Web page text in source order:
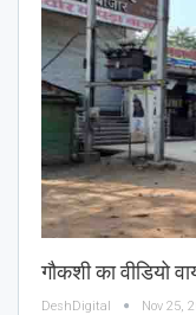
गौकशी का वीडियो
DeshDigital Nov 25,